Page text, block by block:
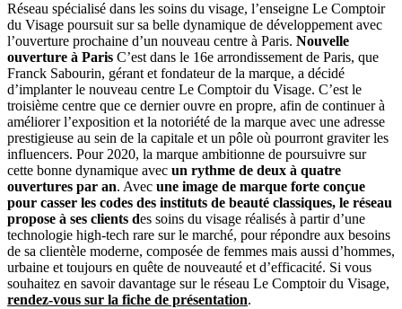
Réseau spécialisé dans les soins du visage, l’enseigne Le Comptoir
du Visage poursuit sur sa belle dynamique de développement avec
l’ouverture prochaine d’un nouveau centre à Paris. Nouvelle
ouverture à Paris C’est dans le 16e arrondissement de Paris, que
Franck Sabourin, gérant et fondateur de la marque, a décidé
d’implanter le nouveau centre Le Comptoir du Visage. C’est le
troisième centre que ce dernier ouvre en propre, afin de continuer à
améliorer l’exposition et la notoriété de la marque avec une adresse
prestigieuse au sein de la capitale et un pôle où pourront graviter les
influencers. Pour 2020, la marque ambitionne de poursuivre sur
cette bonne dynamique avec un rythme de deux à quatre
ouvertures par an. Avec une image de marque forte conçue
pour casser les codes des instituts de beauté classiques, le réseau
propose à ses clients des soins du visage réalisés à partir d’une
technologie high-tech rare sur le marché, pour répondre aux besoins
de sa clientèle moderne, composée de femmes mais aussi d’hommes,
urbaine et toujours en quête de nouveauté et d’efficacité. Si vous
souhaitez en savoir davantage sur le réseau Le Comptoir du Visage,
rendez-vous sur la fiche de présentation.